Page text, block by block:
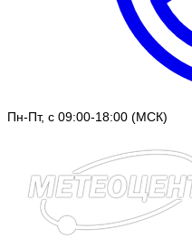
Пн-Пт, с 09:00-18:00 (МСК)